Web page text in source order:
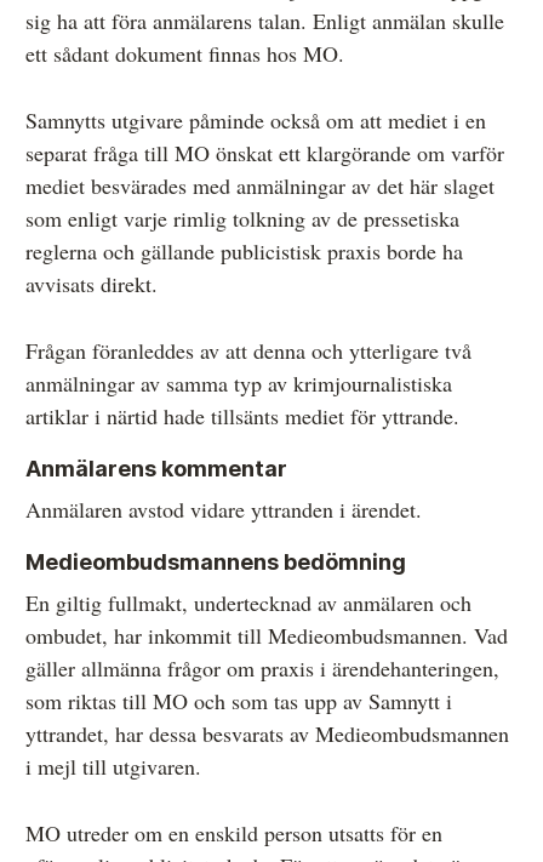
sig ha att föra anmälarens talan. Enligt anmälan skulle
ett sådant dokument finnas hos MO.
Samnytts utgivare påminde också om att mediet i en
separat fråga till MO önskat ett klargörande om varför
mediet besvärades med anmälningar av det här slaget
som enligt varje rimlig tolkning av de pressetiska
reglerna och gällande publicistisk praxis borde ha
avvisats direkt.
Frågan föranleddes av att denna och ytterligare två
anmälningar av samma typ av krimjournalistiska
artiklar i närtid hade tillsänts mediet för yttrande.
Anmälarens kommentar
Anmälaren avstod vidare yttranden i ärendet.
Medieombudsmannens bedömning
En giltig fullmakt, undertecknad av anmälaren och
ombudet, har inkommit till Medieombudsmannen. Vad
gäller allmänna frågor om praxis i ärendehanteringen,
som riktas till MO och som tas upp av Samnytt i
yttrandet, har dessa besvarats av Medieombudsmannen
i mejl till utgivaren.
MO utreder om en enskild person utsatts för en